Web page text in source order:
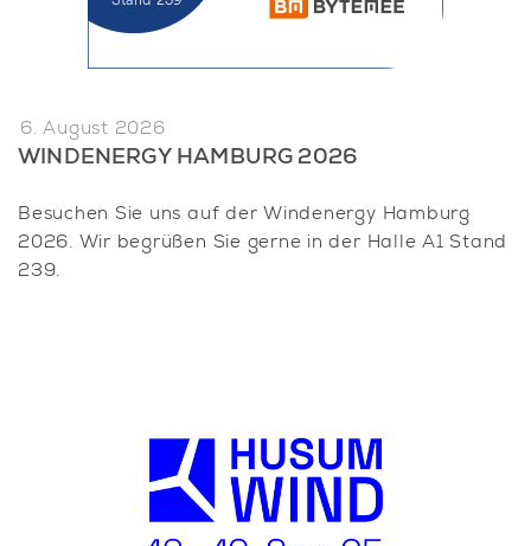
6. August 2026
WINDENERGY HAMBURG 2026
Besuchen Sie uns auf der Windenergy Hamburg
2026. Wir begrüßen Sie gerne in der Halle A1 Stand
239.